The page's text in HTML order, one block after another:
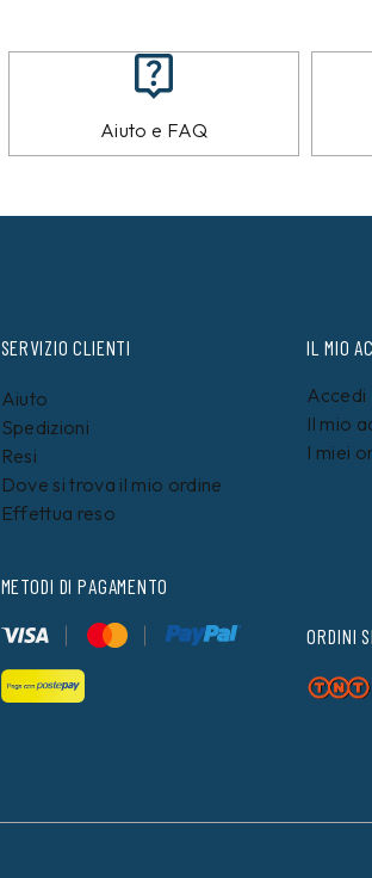
Aiuto e FAQ
SERVIZIO CLIENTI
Aiuto
Spedizioni
Resi
Dove si trova il mio ordine
Effettua reso
METODI DI PAGAMENTO
IL MIO
Accedi
Il mio
I miei
ORDINI